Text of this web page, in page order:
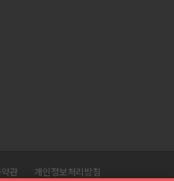
관 개인정보처리방침